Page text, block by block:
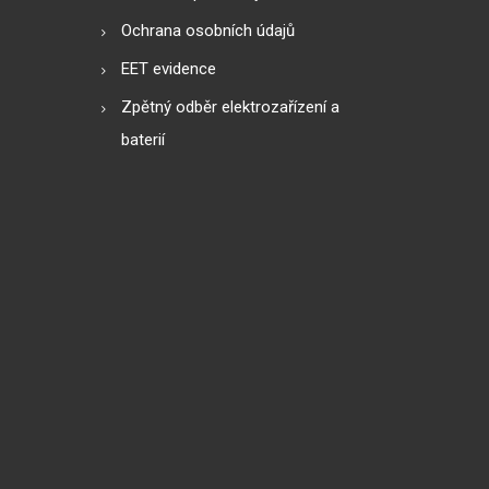
Ochrana osobních údajů
EET evidence
Zpětný odběr elektrozařízení a
baterií